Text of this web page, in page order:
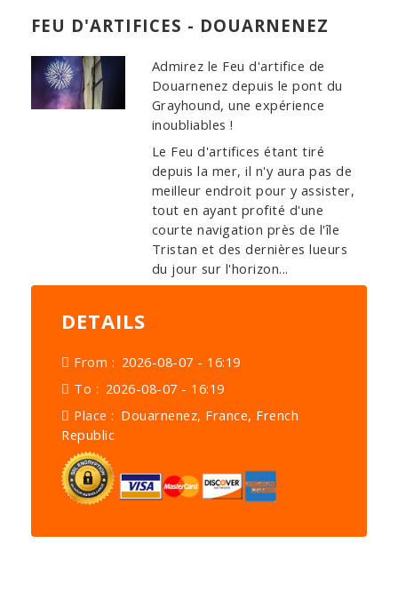
FEU D'ARTIFICES - DOUARNENEZ
Admirez le Feu d'artifice de
Douarnenez depuis le pont du
Grayhound, une expérience
inoubliables !
Le Feu d'artifices étant tiré
depuis la mer, il n'y aura pas de
meilleur endroit pour y assister,
tout en ayant profité d'une
courte navigation près de l'île
Tristan et des dernières lueurs
du jour sur l'horizon...
DETAILS
From : 2026-08-07 - 16:19
To : 2026-08-07 - 16:19
Place : Douarnenez, France, French
Republic